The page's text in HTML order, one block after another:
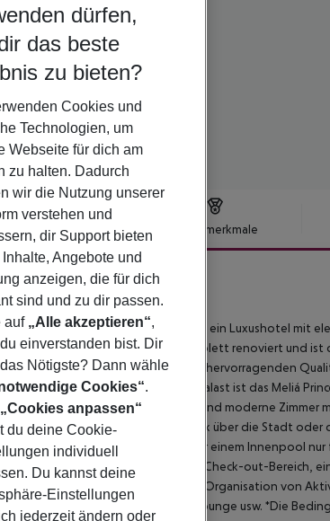
Hotelmerkmale
5
ist das Meliá Madrid Princesa Hotel ein Luxushotel mit
Madrid Princesa Hotel wurde komplett renoviert und
Einrichtungen und der hervorragenden
in Madrid. Mit Blick auf den Königspalast ist das Meliá
Es bietet ein Fitnessstudio und moderne
gewidmet, mit Panoramablick über die Stadt
wie einem Wellnessbereich oder einem Innenpool nur
einem privaten Check-in- und Check-out-Bereich,
Badartikeln und -utensilien, der Organisation von
Show-Cooking, Presse in der Lounge usw. *Die
dürfen,
das beste
zu bieten?
Cookies und
Technologien, um
Webseite für dich am
zu halten. Dadurch
wir die Nutzung unserer
verstehen und
dir Support bieten
Angebote und
anzeigen, die für dich
sind und zu dir passen.
auf „Alle akzeptieren“,
einverstanden bist. Dir
Nötigste? Dann wähle
Cookies“.
„Cookies anpassen“
du deine Cookie-
individuell
Du kannst deine
Einstellungen
jederzeit ändern oder